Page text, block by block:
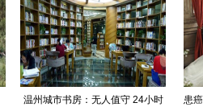
温州城市书房：无人值守 24小时
患